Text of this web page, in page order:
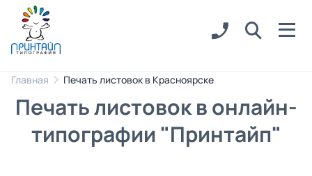
Главная Печать листовок в Красноярске
Печать листовок в онлайн-
типографии "Принтайп"